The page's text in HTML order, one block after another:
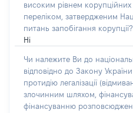
високим рівнем корупційних
переліком, затвердженим
питань запобігання корупції?
Ні
Чи належите Ви до
відповідно до Закону
протидію легалізації
злочинним шляхом,
фінансуванню